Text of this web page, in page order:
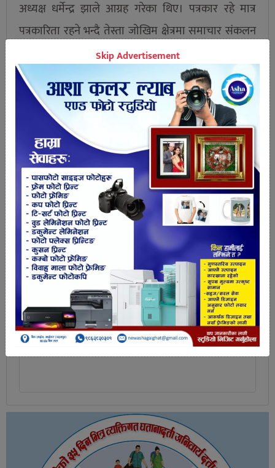
अध्यक्ष धर्मेन्द्र झाले आग्रह गरेका थिए। पत्रकार रहे मात्र
पत्रकारिता रहने भन्दै तेस्ता जोखिम क्षेत्रमा समाचार संकलन
गर्दा पहिलो आफ्नो स्वास्थ्यको ख्याल गर्न सुझाब दिएका
थिए।
त्यसक्रममा अत्यन्तै चुनौती मोलेर पत्रकारहरु खटिरहेको
जानकारी गराउदै अध्यक्ष खड्काले सरकार र सम्बन्धित
निकायले स्वास्थ्य सुरक्षाका प्याकेज कार्यक्रम सरकारले
व्यवस्था गर्नुपर्ने माग राखेका थिए । कध्यक्ष खड्काले कम्तिमा
संक्रमित क्षेत्रका पत्रकारहरुको स्वास्थ्य विमा हुनुपर्ने माग
समेत राखेका थिए ।
तपाईको प्रतिक्रिया
Skip Advertisement